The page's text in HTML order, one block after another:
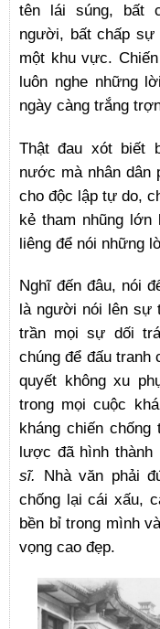
tên lái súng, bất
người, bất chấp
một khu vực.
luôn nghe những
ngày càng trắng
Thật đau xót biết
nước mà nhân dân
cho độc lập tự do,
kẻ tham nhũng
liêng để nói những
Nghĩ đến đâu, nói
là người nói lên sự
trần mọi sự dối
chúng để đấu
quyết không xu
trong mọi cuộc
kháng chiến
lược đã hình
sĩ. Nhà văn phải
chống lại cái xấu,
bền bỉ trong mình
vọng cao đẹp.